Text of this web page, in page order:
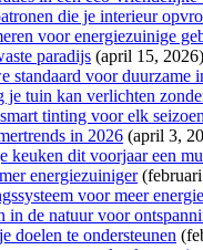
die je interieur
voor energiezuinige
paradijs (april 15, 2026)
standaard voor duurzame
tuin kan verlichten
tinting voor elk seizoen
in 2026 (april 3,
keuken dit voorjaar een
energiezuiniger
voor meer
de natuur voor
doelen te ondersteunen